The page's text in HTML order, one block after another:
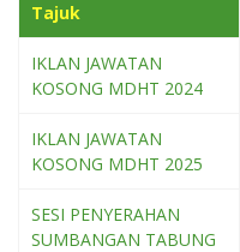
Tajuk
IKLAN JAWATAN
KOSONG MDHT 2024
IKLAN JAWATAN
KOSONG MDHT 2025
SESI PENYERAHAN
SUMBANGAN TABUNG